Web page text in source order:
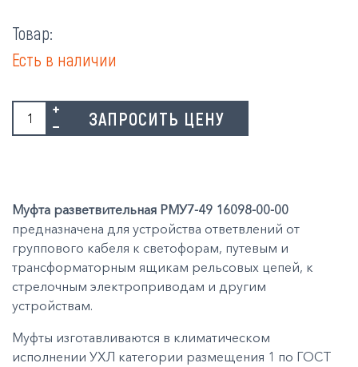
Товар:
Есть в наличии
ЗАПРОСИТЬ ЦЕНУ
Муфта разветвительная РМУ7-49 16098-00-00
предназначена для устройства ответвлений от
группового кабеля к светофорам, путевым и
трансформаторным ящикам рельсовых цепей, к
стрелочным электроприводам и другим
устройствам.
Муфты изготавливаются в климатическом
исполнении УХЛ ка­тегории размещения 1 по ГОСТ